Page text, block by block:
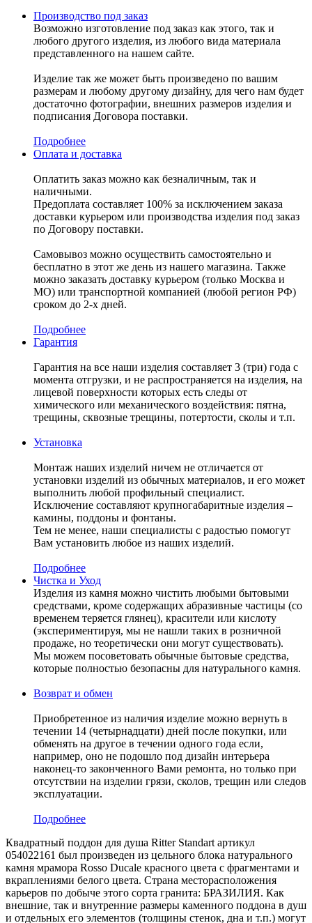
Производство под заказ
Возможно изготовление под заказ как этого, так и
любого другого изделия, из любого вида материала
представленного на нашем сайте.
Изделие так же может быть произведено по вашим
размерам и любому другому дизайну, для чего нам будет
достаточно фотографии, внешних размеров изделия и
подписания Договора поставки.
Подробнее
Оплата и доставка
Оплатить заказ можно как безналичным, так и
наличными.
Предоплата составляет 100% за исключением заказа
доставки курьером или производства изделия под заказ
по Договору поставки.
Самовывоз можно осуществить самостоятельно и
бесплатно в этот же день из нашего магазина. Также
можно заказать доставку курьером (только Москва и
МО) или транспортной компанией (любой регион РФ)
сроком до 2-х дней.
Подробнее
Гарантия
Гарантия на все наши изделия составляет 3 (три) года с
момента отгрузки, и не распространяется на изделия, на
лицевой поверхности которых есть следы от
химического или механического воздействия: пятна,
трещины, сквозные трещины, потертости, сколы и т.п.
Установка
Монтаж наших изделий ничем не отличается от
установки изделий из обычных материалов, и его может
выполнить любой профильный специалист.
Исключение составляют крупногабаритные изделия –
камины, поддоны и фонтаны.
Тем не менее, наши специалисты с радостью помогут
Вам установить любое из наших изделий.
Подробнее
Чистка и Уход
Изделия из камня можно чистить любыми бытовыми
средствами, кроме содержащих абразивные частицы (со
временем теряется глянец), красители или кислоту
(экспериментируя, мы не нашли таких в розничной
продаже, но теоретически они могут существовать).
Мы можем посоветовать обычные бытовые средства,
которые полностью безопасны для натурального камня.
Возврат и обмен
Приобретенное из наличия изделие можно вернуть в
течении 14 (четырнадцати) дней после покупки, или
обменять на другое в течении одного года если,
например, оно не подошло под дизайн интерьера
наконец-то законченного Вами ремонта, но только при
отсутствии на изделии грязи, сколов, трещин или следов
эксплуатации.
Подробнее
Квадратный поддон для душа Ritter Standart артикул
054022161 был произведен из цельного блока натурального
камня мрамора Rosso Ducale красного цвета с фрагментами и
вкраплениями белого цвета. Страна месторасположения
карьеров по добыче этого сорта гранита: БРАЗИЛИЯ. Как
внешние, так и внутренние размеры каменного поддона в душ
и отдельных его элементов (толщины стенок, дна и т.п.) могут